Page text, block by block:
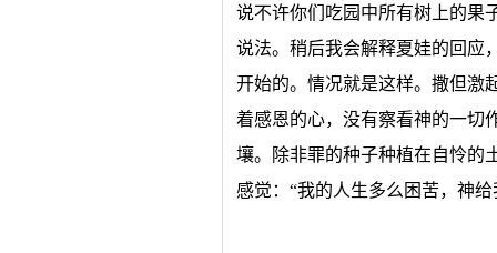
说不许你们吃园中所有树上的果
说法。稍后我会解释夏娃的回应
开始的。情况就是这样。撒但激
着感恩的心，没有察看神的一切
壤。除非罪的种子种植在自怜的
感觉：“我的人生多么困苦，神